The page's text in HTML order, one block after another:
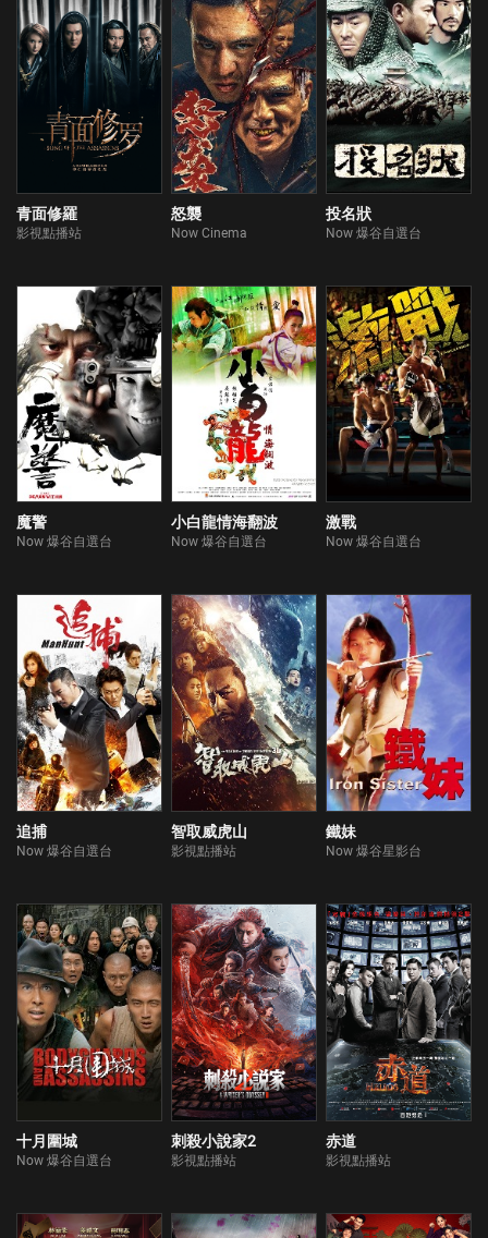
青面修羅
影視點播站
怒襲
Now Cinema
投名狀
Now 爆谷自選台
魔警
Now 爆谷自選台
小白龍情海翻波
Now 爆谷自選台
激戰
Now 爆谷自選台
追捕
Now 爆谷自選台
智取威虎山
影視點播站
鐵妹
Now 爆谷星影台
十月圍城
Now 爆谷自選台
刺殺小說家2
影視點播站
赤道
影視點播站